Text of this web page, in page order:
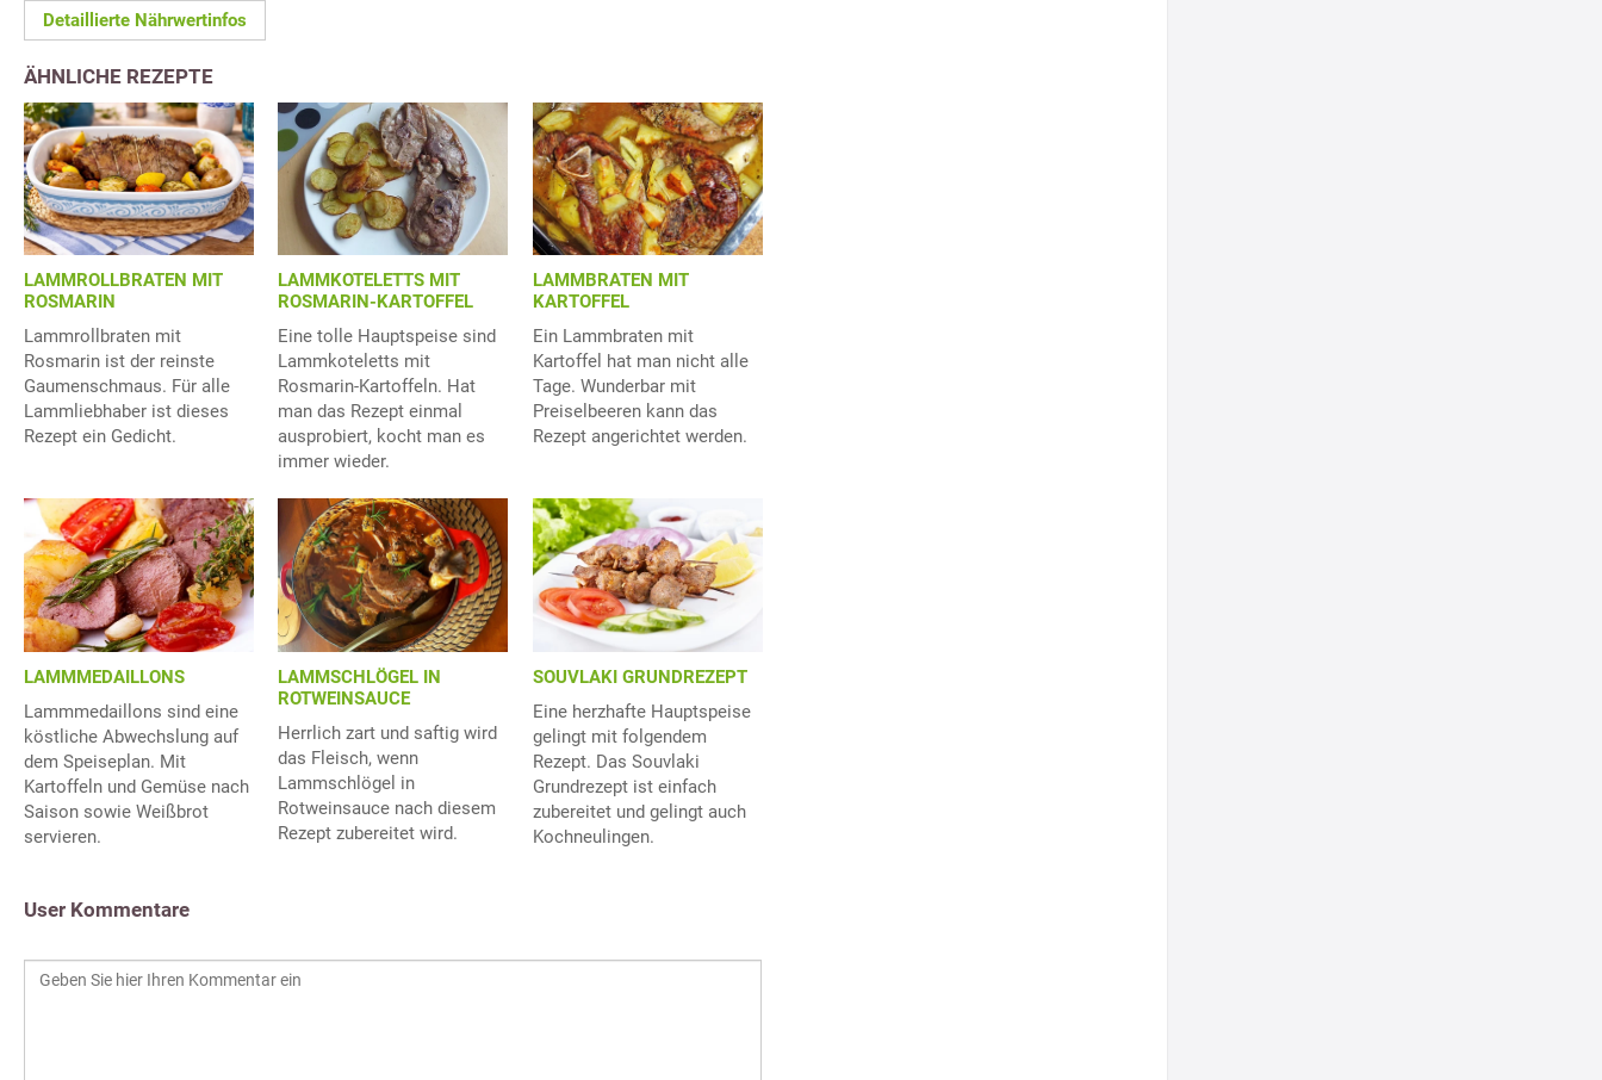
Detaillierte Nährwertinfos
ÄHNLICHE REZEPTE
LAMMROLLBRATEN MIT
ROSMARIN
Lammrollbraten mit
Rosmarin ist der reinste
Gaumenschmaus. Für alle
Lammliebhaber ist dieses
Rezept ein Gedicht.
LAMMKOTELETTS MIT
ROSMARIN-KARTOFFEL
Eine tolle Hauptspeise sind
Lammkoteletts mit
Rosmarin-Kartoffeln. Hat
man das Rezept einmal
ausprobiert, kocht man es
immer wieder.
LAMMBRATEN MIT
KARTOFFEL
Ein Lammbraten mit
Kartoffel hat man nicht alle
Tage. Wunderbar mit
Preiselbeeren kann das
Rezept angerichtet werden.
LAMMMEDAILLONS
Lammmedaillons sind eine
köstliche Abwechslung auf
dem Speiseplan. Mit
Kartoffeln und Gemüse nach
Saison sowie Weißbrot
servieren.
LAMMSCHLÖGEL IN
ROTWEINSAUCE
Herrlich zart und saftig wird
das Fleisch, wenn
Lammschlögel in
Rotweinsauce nach diesem
Rezept zubereitet wird.
SOUVLAKI GRUNDREZEPT
Eine herzhafte Hauptspeise
gelingt mit folgendem
Rezept. Das Souvlaki
Grundrezept ist einfach
zubereitet und gelingt auch
Kochneulingen.
User Kommentare